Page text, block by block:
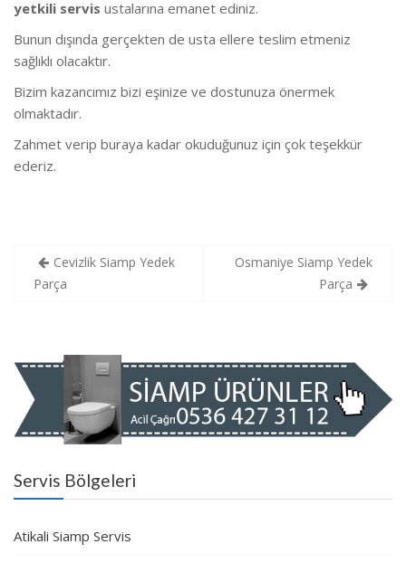
yetkili servis ustalarına emanet ediniz.
Bunun dışında gerçekten de usta ellere teslim etmeniz
sağlıklı olacaktır.
Bizim kazancımız bizi eşinize ve dostunuza önermek
olmaktadır.
Zahmet verip buraya kadar okuduğunuz için çok teşekkür
ederiz.
Yazı
gezinmesi
Cevizlik Siamp Yedek
Parça
Osmaniye Siamp Yedek
Parça
Servis Bölgeleri
Atikali Siamp Servis